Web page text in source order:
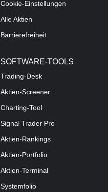
Cookie-Einstellungen
Alle Aktien
Barrierefreiheit
SOFTWARE-TOOLS
Trading-Desk
Aktien-Screener
Charting-Tool
Signal Trader Pro
Aktien-Rankings
Aktien-Portfolio
Aktien-Terminal
Systemfolio